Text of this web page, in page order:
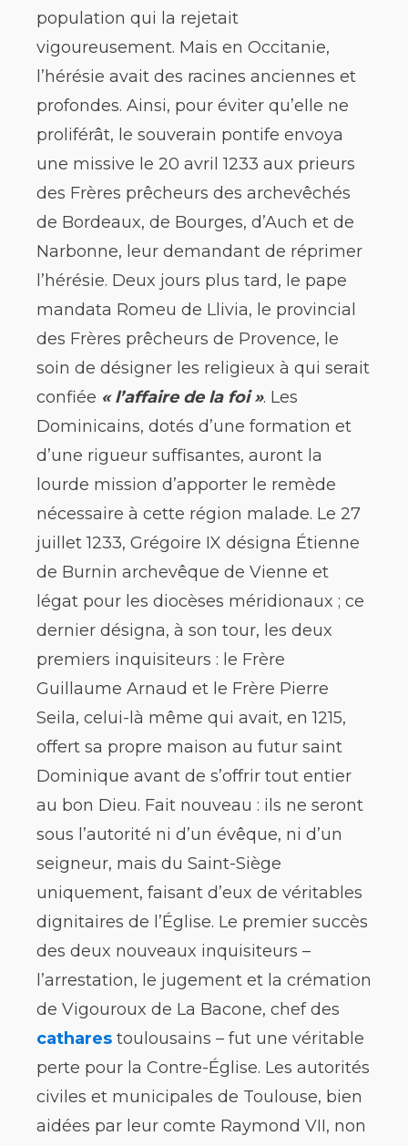
population qui la rejetait
vigoureusement. Mais en Occitanie,
l’hérésie avait des racines anciennes et
profondes. Ainsi, pour éviter qu’elle ne
proliférât, le souverain pontife envoya
une missive le 20 avril 1233 aux prieurs
des Frères prêcheurs des archevêchés
de Bordeaux, de Bourges, d’Auch et de
Narbonne, leur demandant de réprimer
l’hérésie. Deux jours plus tard, le pape
mandata Romeu de Llivia, le provincial
des Frères prêcheurs de Provence, le
soin de désigner les religieux à qui serait
confiée « l’affaire de la foi ». Les
Dominicains, dotés d’une formation et
d’une rigueur suffisantes, auront la
lourde mission d’apporter le remède
nécessaire à cette région malade. Le 27
juillet 1233, Grégoire IX désigna Étienne
de Burnin archevêque de Vienne et
légat pour les diocèses méridionaux ; ce
dernier désigna, à son tour, les deux
premiers inquisiteurs : le Frère
Guillaume Arnaud et le Frère Pierre
Seila, celui-là même qui avait, en 1215,
offert sa propre maison au futur saint
Dominique avant de s’offrir tout entier
au bon Dieu. Fait nouveau : ils ne seront
sous l’autorité ni d’un évêque, ni d’un
seigneur, mais du Saint-Siège
uniquement, faisant d’eux de véritables
dignitaires de l’Église. Le premier succès
des deux nouveaux inquisiteurs –
l’arrestation, le jugement et la crémation
de Vigouroux de La Bacone, chef des
cathares toulousains – fut une véritable
perte pour la Contre-Église. Les autorités
civiles et municipales de Toulouse, bien
aidées par leur comte Raymond VII, non